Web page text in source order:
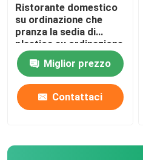
Ristorante domestico
su ordinazione che
pranza la sedia di
plastica su ordinazione
di multi colore
moderno della sedia
Miglior prezzo
Contattaci